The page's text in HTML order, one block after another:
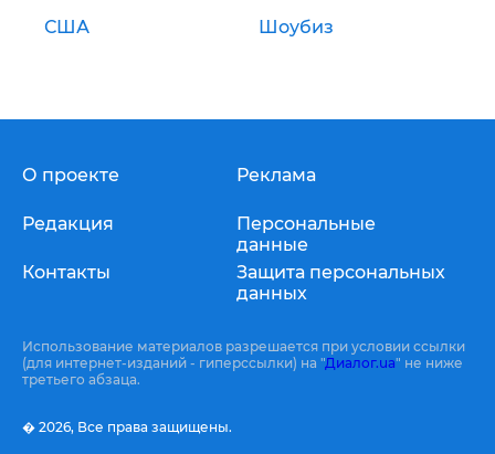
США Шоубиз
О проекте
Редакция
Контакты
Реклама
Персональные
данные
Защита персональных
данных
Использование материалов разрешается при условии ссылки
(для интернет-изданий - гиперссылки) на "Диалог.ua" не ниже
третьего абзаца.
� 2026, Все права защищены.